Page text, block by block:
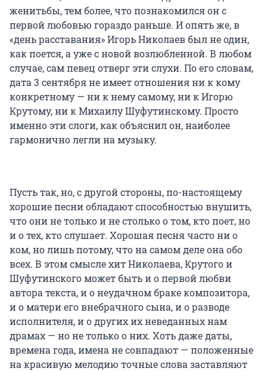
женитьбы, тем более, что познакомился он с
первой любовью гораздо раньше. И опять же, в
«день расставания» Игорь Николаев был не один,
как поется, а уже с новой возлюбленной. В любом
случае, сам певец отверг эти слухи. По его словам,
дата 3 сентября не имеет отношения ни к кому
конкретному — ни к нему самому, ни к Игорю
Крутому, ни к Михаилу Шуфутинскому. Просто
именно эти слоги, как объяснил он, наиболее
гармонично легли на музыку.
Пусть так, но, с другой стороны, по-настоящему
хорошие песни обладают способностью внушить,
что они не только и не столько о том, кто поет, но
и о тех, кто слушает. Хорошая песня часто ни о
ком, но лишь потому, что на самом деле она обо
всех. В этом смысле хит Николаева, Крутого и
Шуфутинского может быть и о первой любви
автора текста, и о неудачном браке композитора,
и о матери его внебрачного сына, и о разводе
исполнителя, и о других их неведанных нам
драмах — но не только о них. Хоть даже даты,
времена года, имена не совпадают — положенные
на красивую мелодию точные слова заставляют